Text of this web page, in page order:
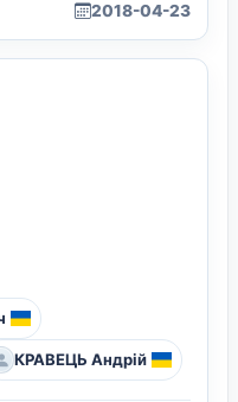
2018-04-23
КРАВЕЦЬ Андрій